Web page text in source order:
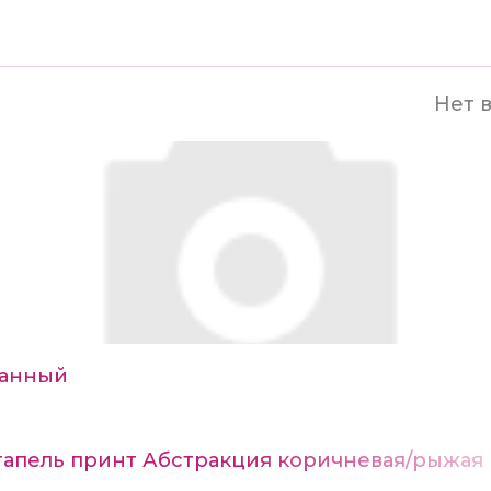
Нет
принт Абстракция коричневая/рыжая